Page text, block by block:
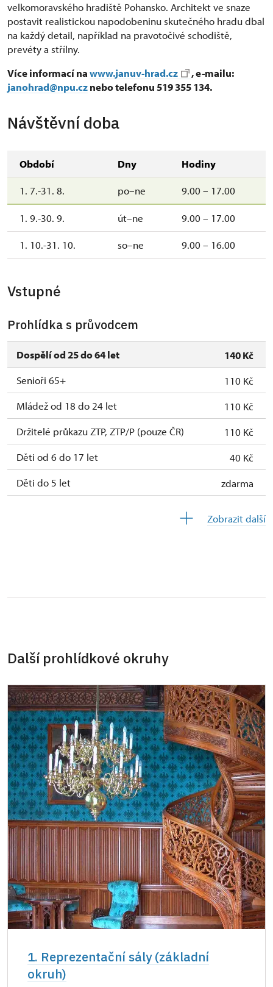
velkomoravského hradiště Pohansko. Architekt ve snaze
postavit realistickou napodobeninu skutečného hradu dbal
na každý detail, například na pravotočivé schodiště,
prevéty a střílny.
Více informací nawww.januv-hrad.cz
, e-mailu:
janohrad@npu.cznebo telefonu 519 355 134.
Návštěvní doba
Období Dny Hodiny
1. 7.-31. 8. po–ne 9.00 – 17.00
1. 9.-30. 9. út–ne 9.00 – 17.00
1. 10.-31. 10. so–ne 9.00 – 16.00
Vstupné
Prohlídka s průvodcem
Dospělí od 25 do 64 let
140 Kč
Senioři 65+
110 Kč
Mládež od 18 do 24 let
110 Kč
Držitelé průkazu ZTP, ZTP/P (pouze ČR)
110 Kč
Děti od 6 do 17 let
40 Kč
Děti do 5 let
zdarma
skupinu 1 osoba 15 osob)
Průkaz ICOMOS (pouze držitel)
Celoroční volné vstupenky vydané NPÚ
(držitel a 1 osoba)
zdarma
Jednorázové vstupenky vydané NPÚ
(pouze držitel)
zdarma
Průkaz zaměstnance NPÚ (+ až 3 rodinní
příslušníci)
zdarma
Průkaz Náš člověk (pouze držitel) zdarma
Zobrazit další
Další prohlídkové okruhy
1. Reprezentační sály (základní
okruh)